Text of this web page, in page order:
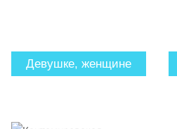
Девушке, женщине